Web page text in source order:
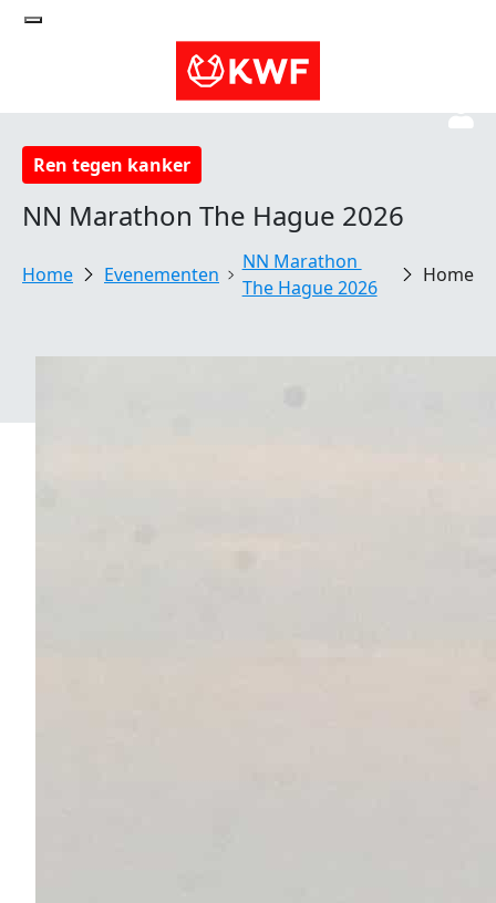
Ren tegen kanker
NN Marathon The Hague 2026
Evenementen
NN Marathon
The Hague 2026
Home